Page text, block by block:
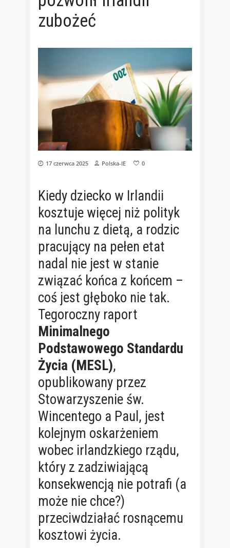
zubożeć
17 czerwca 2025 Polska-IE 0
Kiedy dziecko w Irlandii
kosztuje więcej niż polityk
na lunchu z dietą, a rodzic
pracujący na pełen etat
nadal nie jest w stanie
związać końca z końcem –
coś jest głęboko nie tak.
Tegoroczny raport
Minimalnego
Podstawowego Standardu
Życia (MESL),
opublikowany przez
Stowarzyszenie św.
Wincentego a Paul, jest
kolejnym oskarżeniem
wobec irlandzkiego rządu,
który z zadziwiającą
konsekwencją nie potrafi (a
może nie chce?)
przeciwdziałać rosnącemu
kosztowi życia.